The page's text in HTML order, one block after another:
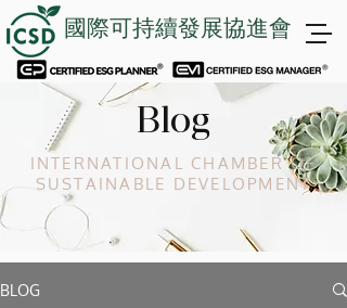
國際可持續發展協進會
Blog
INTERNATIONAL CHAMBER OF
SUSTAINABLE DEVELOPMENT
BLOG